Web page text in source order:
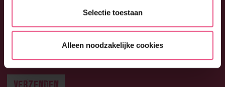
Selectie toestaan
Alleen noodzakelijke cookies